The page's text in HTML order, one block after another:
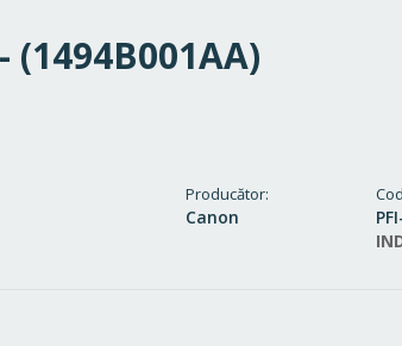
Producător
Canon